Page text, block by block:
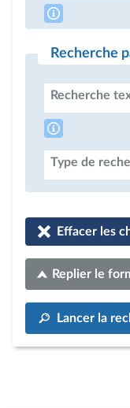
Recherche
Recherche
Type de
Effacer les
Replier le
Lancer la